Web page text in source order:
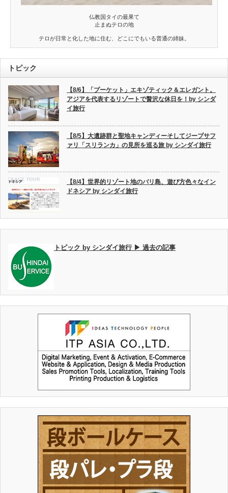
仏教国タイの最果て
止まぬテロの地
テロが日常と化した地に住む、どこにでもいる普通の姉妹。
トピック
【8/6】「プーケット」エキゾティック＆エレガント。
アジアを代表するリゾートで贅沢な休日を！by シンダ
イ旅行
【8/5】大遺跡群と聖地キャンディーそしてジープサフ
ァリ「スリランカ」の見所を巡る旅 by シンダイ旅行
【8/4】世界的リゾート地のバリ島、遊び方色々なイン
ドネシア by シンダイ旅行
トピック by シンダイ旅行 ▶ 過去の記事